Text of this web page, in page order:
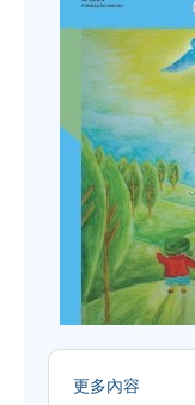
更多內容